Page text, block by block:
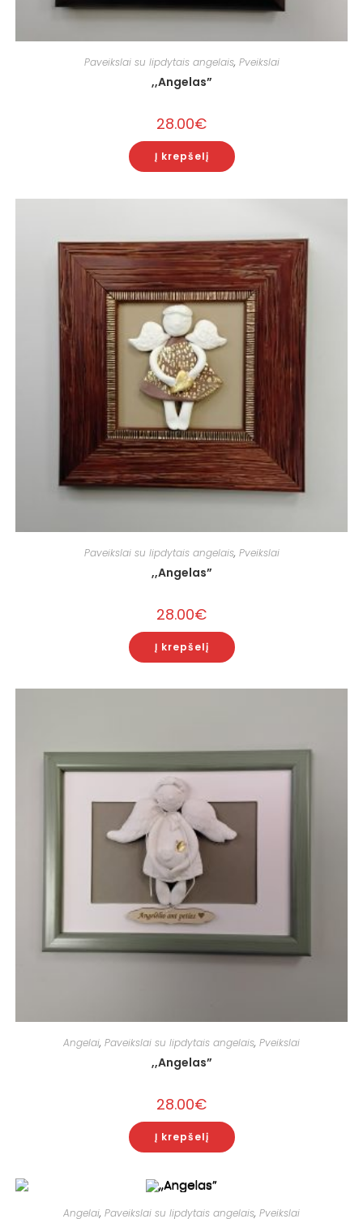
Paveikslai su lipdytais angelais, Pveikslai
,,Angelas”
28.00€
Į krepšelį
Paveikslai su lipdytais angelais, Pveikslai
,,Angelas”
28.00€
Į krepšelį
Angelai, Paveikslai su lipdytais angelais, Pveikslai
,,Angelas”
28.00€
Į krepšelį
Angelai, Paveikslai su lipdytais angelais, Pveikslai